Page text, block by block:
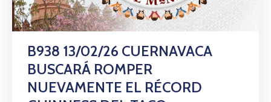
B938 13/02/26 CUERNAVACA
BUSCARÁ ROMPER
NUEVAMENTE EL RÉCORD